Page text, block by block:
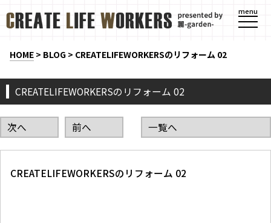
menu
HOME > BLOG > CREATELIFEWORKERSのリフォーム 02
CREATELIFEWORKERSのリフォーム 02
次へ 前へ 一覧へ
CREATELIFEWORKERSのリフォーム 02